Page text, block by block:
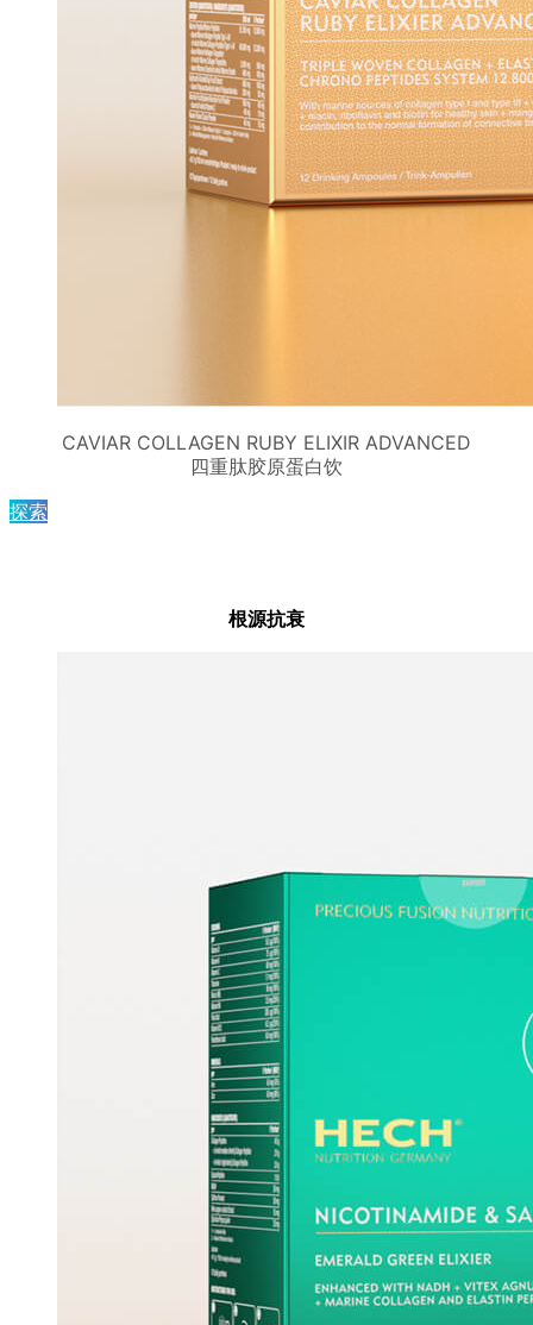
CAVIAR COLLAGEN RUBY ELIXIR ADVANCED
四重肽胶原蛋白饮
探索
根源抗衰